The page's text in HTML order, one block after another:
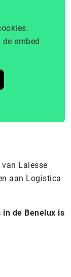
de embed
Lalesse
aan Logistica
de Benelux is